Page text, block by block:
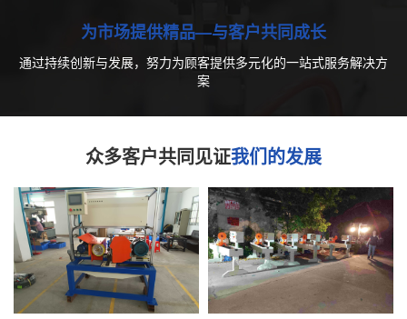
为市场提供精品—与客户共同成长
通过持续创新与发展，努力为顾客提供多元化的一站式服务解决方
案
众多客户共同见证我们的发展